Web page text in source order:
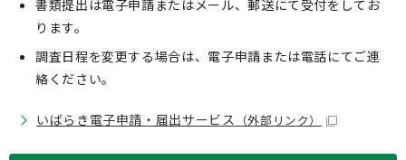
書類提出は電子申請またはメール、郵送にて受付をしてお
ります。
調査日程を変更する場合は、電子申請または電話にてご連
絡ください。
いばらき電子申請・届出サービス （外部リンク）